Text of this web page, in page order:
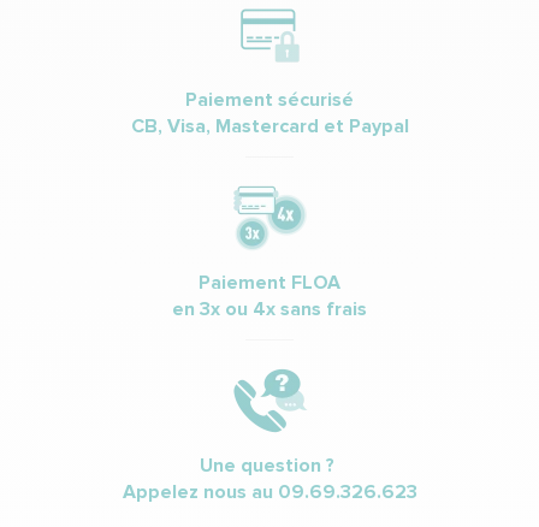
Paiement sécurisé
CB, Visa, Mastercard et Paypal
Paiement FLOA
en 3x ou 4x sans frais
Une question ?
Appelez nous au 09.69.326.623